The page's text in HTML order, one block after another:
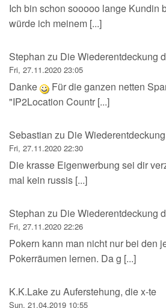
Ich bin schon sooooo lange Kundin
würde ich meinem [...]
Stephan zu Die Wiederentdeckung
Fri, 27.11.2020 23:05
Danke
Für die ganzen netten
"IP2Location Countr [...]
Sebastian zu Die
Fri, 27.11.2020 22:30
Die krasse Eigenwerbung sei dir
mal kein russis [...]
Stephan zu Die Wiederentdeckung
Fri, 27.11.2020 22:26
Pokern kann man nicht nur bei den
Pokerräumen lernen. Da g [...]
K.K.Lakezu Auferstehung, die x-te
Sun, 21.04.2019 10:55